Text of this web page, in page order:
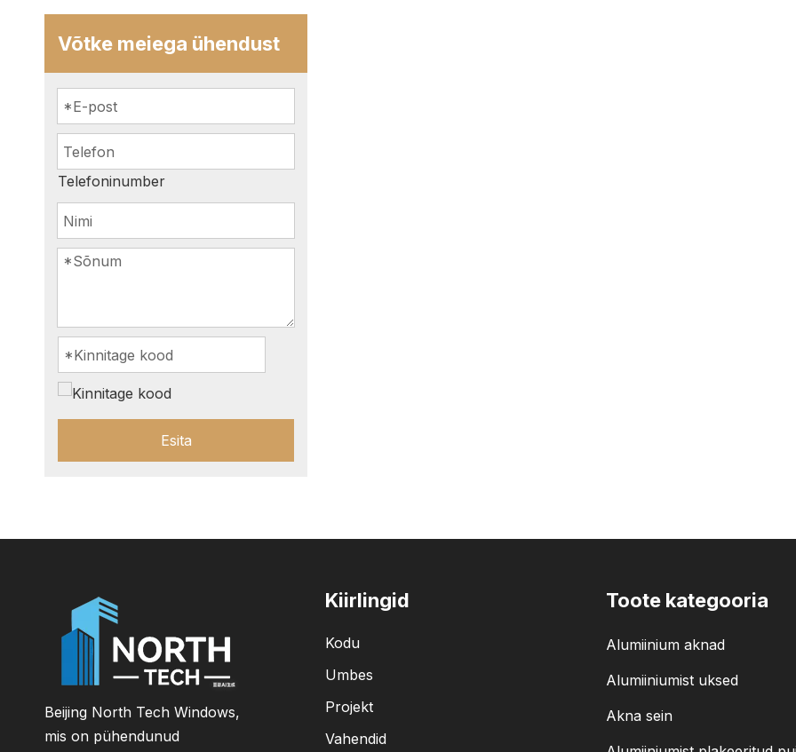
Võtke meiega ühendust
Telefoninumber
Esita
Beijing North Tech Windows,
mis on pühendunud
Kiirlingid
Kodu
Umbes
Projekt
Vahendid
Toote kategooria
Alumiinium aknad
Alumiiniumist uksed
Akna sein